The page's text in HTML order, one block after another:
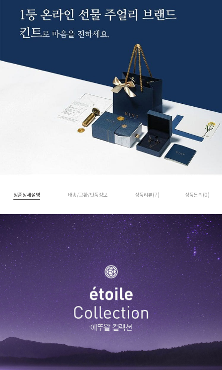
상품상세설명 배송/교환/반품정보 상품리뷰(7) 상품문의(0)